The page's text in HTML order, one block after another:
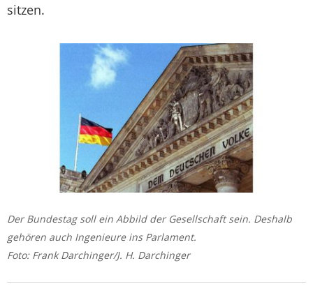
sitzen.
Der Bundestag soll ein Abbild der Gesellschaft sein. Deshalb
gehören auch Ingenieure ins Parlament.
Foto: Frank Darchinger/J. H. Darchinger